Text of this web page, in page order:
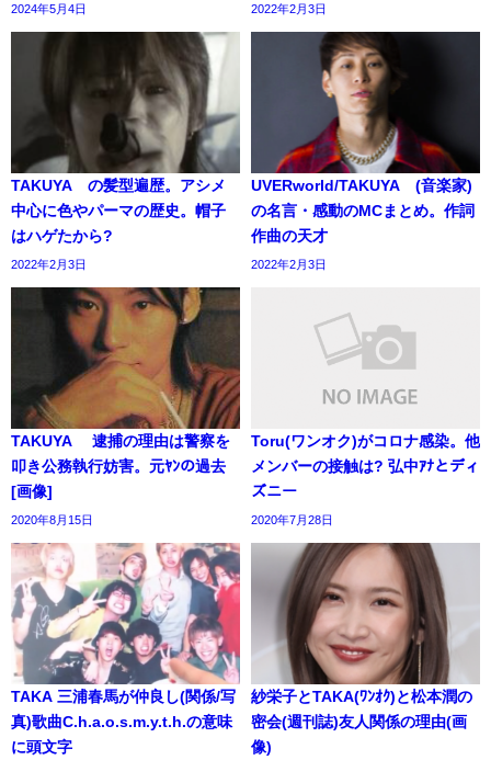
2024年5月4日 2022年2月3日
TAKUYA∞の髪型遍歴。アシメ
中心に色やパーマの歴史。帽子
はハゲたから?
2022年2月3日
UVERworld/TAKUYA∞(音楽家)
の名言・感動のMCまとめ。作詞
作曲の天才
2022年2月3日
TAKUYA∞ 逮捕の理由は警察を
叩き公務執行妨害。元ﾔﾝの過去
[画像]
2020年8月15日
Toru(ワンオク)がコロナ感染。他
メンバーの接触は? 弘中ｱﾅとディ
ズニー
2020年7月28日
TAKA 三浦春馬が仲良し(関係/写
真)歌曲C.h.a.o.s.m.y.t.h.の意味
に頭文字
紗栄子とTAKA(ﾜﾝｵｸ)と松本潤の
密会(週刊誌)友人関係の理由(画
像)